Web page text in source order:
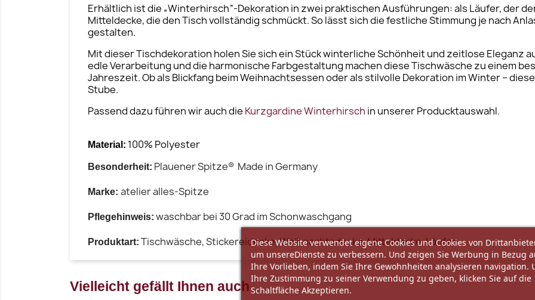
Erhältlich ist die „Winterhirsch“-Dekoration in zwei praktischen Ausführungen: als Läufer, der
Mitteldecke, die den Tisch vollständig schmückt. So lässt sich die festliche Stimmung je nach
gestalten.
Mit dieser Tischdekoration holen Sie sich ein Stück winterliche Schönheit und zeitlose Eleganz
edle Verarbeitung und die harmonische Farbgestaltung machen diese Tischwäsche zu einem
Jahreszeit. Ob als Blickfang beim Weihnachtsessen oder als stilvolle Dekoration im Winter –
Stube.
Passend dazu führen wir auch die Kurzgardine Winterhirsch in unserer Producktauswahl.
Material: 100% Polyester
Besonderheit: Plauener Spitze® Made in Germany
Marke: atelier alles-Spitze
Pflegehinweis: waschbar bei 30 Grad im Schonwaschgang
Produktart: Tischwäsche, Stickereidecke, Weihnachtsdecke, Mitteldecke, Läufer
Vielleicht gefällt Ihnen auch
Diese Website verwendet eigene Cookies und Cookies von
um unsereDienste zu verbessern. Und zeigen Sie Werbung in Bezug
Ihre Vorlieben, indem Sie Ihre Gewohnheiten analysieren navigation.
Ihre Zustimmung zu seiner Verwendung zu geben, klicken Sie auf die
Schaltfläche Akzeptieren.